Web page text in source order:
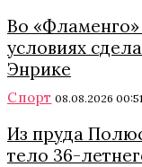
Во
условиях
Энрике
Спорт 08.08.2026 00:51
Из пруда
тело 36-